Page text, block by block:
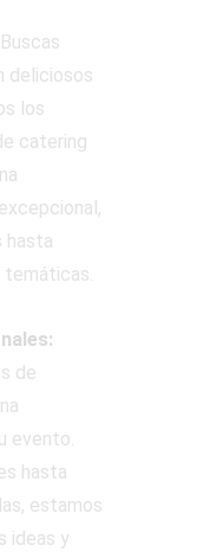
deliciosos
los
catering
hasta
temáticas.
de
evento.
hasta
estamos
ideas y